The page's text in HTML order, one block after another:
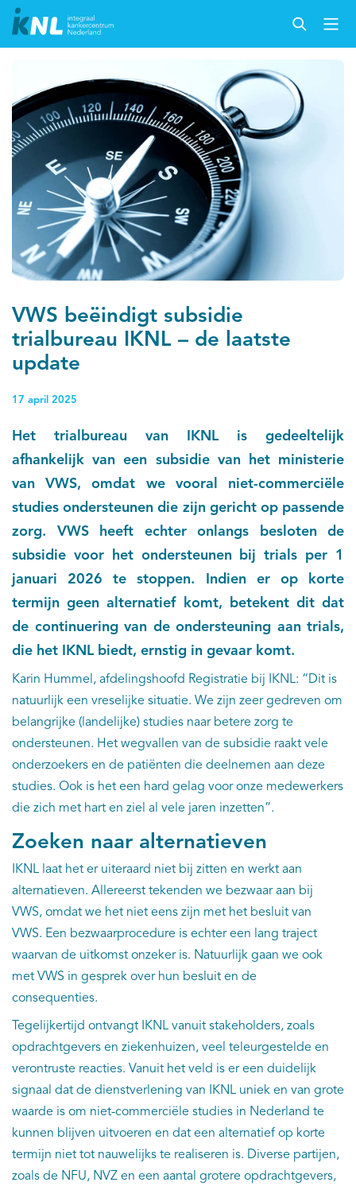
VWS beëindigt subsidie
trialbureau IKNL – de laatste
update
17 april 2025
Het trialbureau van IKNL is gedeeltelijk
afhankelijk van een subsidie van het ministerie
van VWS, omdat we vooral niet-commerciële
studies ondersteunen die zijn gericht op passende
zorg. VWS heeft echter onlangs besloten de
subsidie voor het ondersteunen bij trials per 1
januari 2026 te stoppen. Indien er op korte
termijn geen alternatief komt, betekent dit dat
de continuering van de ondersteuning aan trials,
die het IKNL biedt, ernstig in gevaar komt.
Karin Hummel, afdelingshoofd Registratie bij IKNL: “Dit is
natuurlijk een vreselijke situatie. We zijn zeer gedreven om
belangrijke (landelijke) studies naar betere zorg te
ondersteunen. Het wegvallen van de subsidie raakt vele
onderzoekers en de patiënten die deelnemen aan deze
studies. Ook is het een hard gelag voor onze medewerkers
die zich met hart en ziel al vele jaren inzetten”.
Zoeken naar alternatieven
IKNL laat het er uiteraard niet bij zitten en werkt aan
alternatieven. Allereerst tekenden we bezwaar aan bij
VWS, omdat we het niet eens zijn met het besluit van
VWS. Een bezwaarprocedure is echter een lang traject
waarvan de uitkomst onzeker is. Natuurlijk gaan we ook
met VWS in gesprek over hun besluit en de
consequenties.
Tegelijkertijd ontvangt IKNL vanuit stakeholders, zoals
opdrachtgevers en ziekenhuizen, veel teleurgestelde en
verontruste reacties. Vanuit het veld is er een duidelijk
signaal dat de dienstverlening van IKNL uniek en van grote
waarde is om niet-commerciële studies in Nederland te
kunnen blijven uitvoeren en dat een alternatief op korte
termijn niet tot nauwelijks te realiseren is. Diverse partijen,
zoals de NFU, NVZ en een aantal grotere opdrachtgevers,